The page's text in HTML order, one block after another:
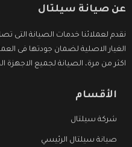
عن صيانة سيلتال
نقدم لعملائنا خدمات الصيانة التى
الغيار الاصلية لضمان جودتها فى
اكثر من مرة، الصيانة لجميع
الأقسام
شركة سيلتال
صيانة سيلتال الرئيسي